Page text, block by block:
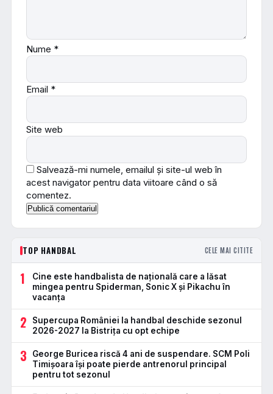
Nume *
Email *
Site web
Salvează-mi numele, emailul și site-ul web în
acest navigator pentru data viitoare când o să
comentez.
TOP HANDBAL CELE MAI CITITE
1
Cine este handbalista de națională care a lăsat
mingea pentru Spiderman, Sonic X și Pikachu în
vacanța
2
Supercupa României la handbal deschide sezonul
2026-2027 la Bistrița cu opt echipe
3
George Buricea riscă 4 ani de suspendare. SCM Poli
Timișoara își poate pierde antrenorul principal
pentru tot sezonul